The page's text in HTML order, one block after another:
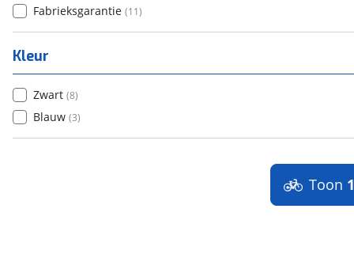
Fabrieksgarantie (11)
Kleur
Zwart (8)
Blauw (3)
Toon